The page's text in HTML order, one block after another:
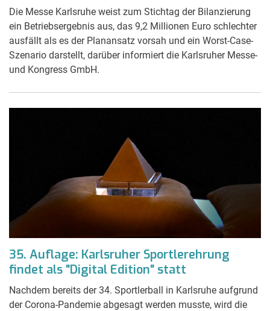
Die Messe Karlsruhe weist zum Stichtag der Bilanzierung
ein Betriebsergebnis aus, das 9,2 Millionen Euro schlechter
ausfällt als es der Planansatz vorsah und ein Worst-Case-
Szenario darstellt, darüber informiert die Karlsruher Messe-
und Kongress GmbH.
35. Auflage: Karlsruher Sportlerehrung
findet als "Digital Edition" statt
Nachdem bereits der 34. Sportlerball in Karlsruhe aufgrund
der Corona-Pandemie abgesagt werden musste, wird die